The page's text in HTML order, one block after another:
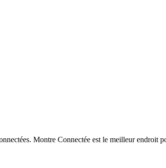
Montre Connectée est le meilleur endroit